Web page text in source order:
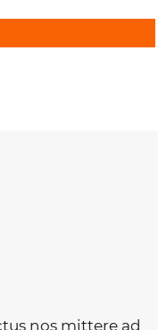
nos mittere ad